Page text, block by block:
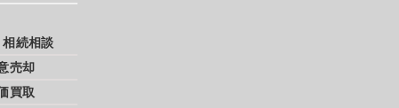
続相談
売却
買取